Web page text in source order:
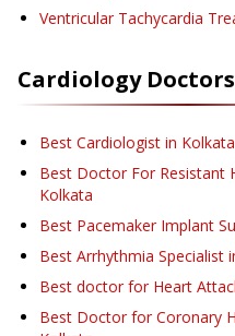
Ventricular Tachycardia
Cardiology
Best Cardiologist in Kolkata
Best Doctor For Resistant
Kolkata
Best Pacemaker Implant
Best Arrhythmia Specialist
Best doctor for Heart
Best Doctor for Coronary